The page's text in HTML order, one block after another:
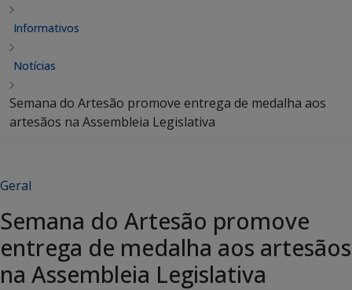
Informativos
Notícias
Semana do Artesão promove entrega de medalha aos
artesãos na Assembleia Legislativa
Geral
Semana do Artesão promove
entrega de medalha aos artesãos
na Assembleia Legislativa